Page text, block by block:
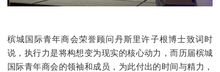
槟城国际青年商会荣誉顾问丹斯里许子根博士致词时
说，执行力是将构想变为现实的核心动力，而历届槟城
国际青年商会的领袖和成员，为此付出的时间与精力，